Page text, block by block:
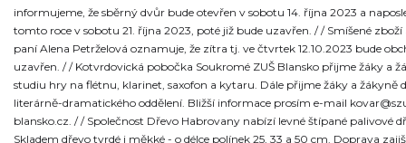
informujeme, že sběrný dvůr bude otevřen v sobotu 14. října 2023 a
tomto roce v sobotu 21. října 2023, poté již bude uzavřen. / / Smíšené zboží
paní Alena Petrželová oznamuje, že zítra tj. ve čtvrtek 12.10.2023 bude
uzavřen. / / Kotvrdovická pobočka Soukromé ZUŠ Blansko přijme žáky a
studiu hry na flétnu, klarinet, saxofon a kytaru. Dále přijme žáky a žákyně
literárně-dramatického oddělení. Bližší informace prosím e-mail
blansko.cz. / / Společnost Dřevo Habrovany nabízí levné štípané palivové
Skladem dřevo tvrdé i měkké - o délce polínek 25, 33 a 50 cm. Doprava